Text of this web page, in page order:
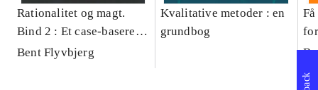
Rationalitet og magt.
Bind 2 : Et case-baseret
studie af planlægning,
Bent Flyvbjerg
Kvalitative metoder : en
grundbog